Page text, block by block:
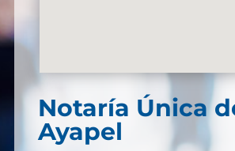
Notaría Única
Ayapel